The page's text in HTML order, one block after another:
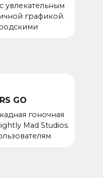
увлекательным
графикой.
GO
гоночная
Mad Studios.